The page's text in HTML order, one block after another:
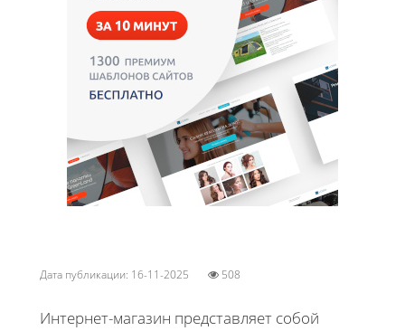
Дата публикации: 16-11-2025 508
Интернет-магазин представляет собой